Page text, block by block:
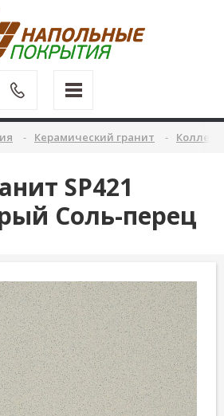
Керамический гранит
SP421
Соль-перец